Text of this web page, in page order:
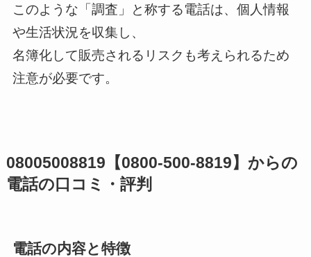
このような「調査」と称する電話は、個人情報
や生活状況を収集し、
名簿化して販売されるリスクも考えられるため
注意が必要です。
08005008819【0800-500-8819】からの
電話の口コミ・評判
電話の内容と特徴